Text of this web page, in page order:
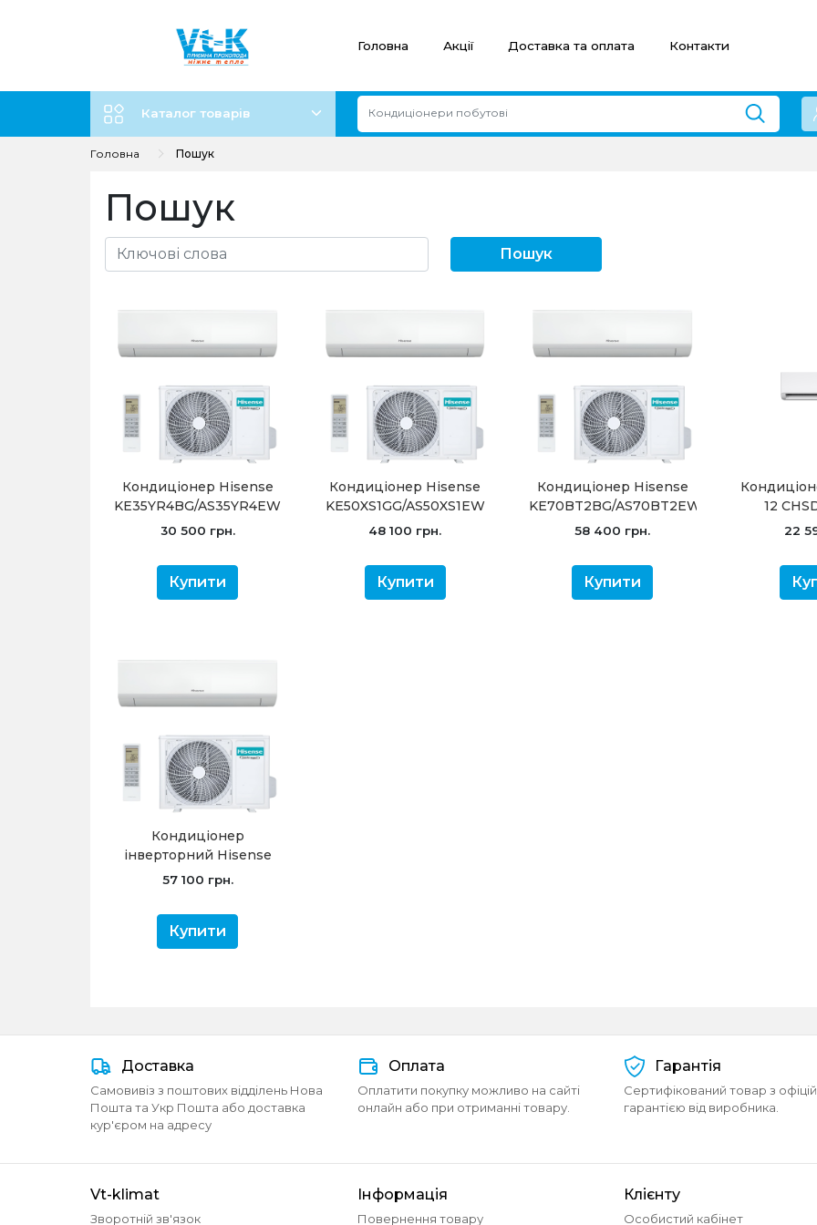
Головна Акції Доставка та оплата Контакти
Каталог товарів
Головна Пошук
Пошук
Кондиціонер Hisense
KE35YR4BG/AS35YR4EW
Ultra Comfort -20
30 500 грн.
Купити
Кондиціонер Hisense
KE50XS1GG/AS50XS1EW
Ultra Comfort -20
48 100 грн.
Купити
Кондиціонер Hisense
KE70BT2BG/AS70BT2EW
Ultra Comfort -20
58 400 грн.
Купити
12
Inverter
22
Кондиціонер
інверторний Hisense
KE70BT2BG /
Comfort -20
57 100 грн.
Купити
Доставка
Самовивіз з поштових відділень Нова
Пошта та Укр Пошта або доставка
кур'єром на адресу
Оплата
Оплатити покупку можливо на сайті
онлайн або при отриманні товару.
Гарантія
Сертифікований товар з
гарантією від виробника.
Vt-klimat
Зворотній зв'язок
Інформація
Повернення товару
Клієнту
Особистий кабінет